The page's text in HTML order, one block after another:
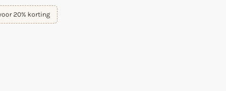
20% korting